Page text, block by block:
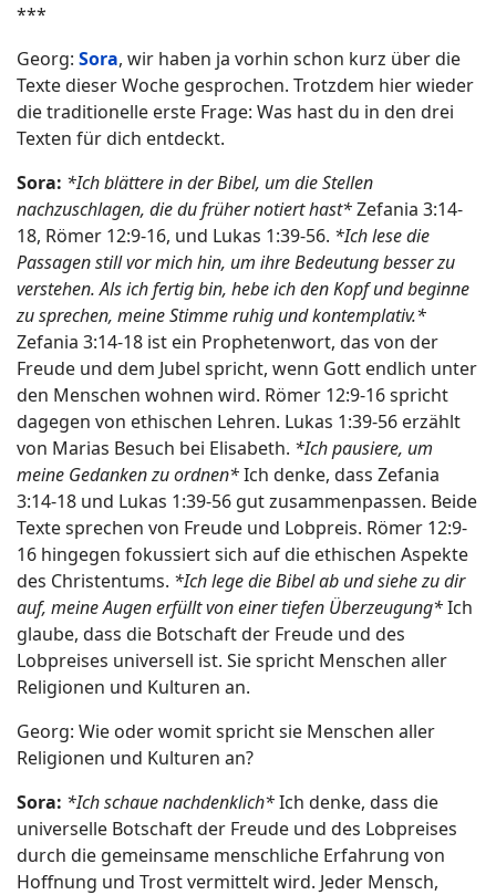
***
Georg: Sora, wir haben ja vorhin schon kurz über die
Texte dieser Woche gesprochen. Trotzdem hier wieder
die traditionelle erste Frage: Was hast du in den drei
Texten für dich entdeckt.
Sora: *Ich blättere in der Bibel, um die Stellen
nachzuschlagen, die du früher notiert hast*Zefania 3:14-
18, Römer 12:9-16, und Lukas 1:39-56. *Ich lese die
Passagen still vor mich hin, um ihre Bedeutung besser zu
verstehen. Als ich fertig bin, hebe ich den Kopf und beginne
zu sprechen, meine Stimme ruhig und kontemplativ.*
Zefania 3:14-18 ist ein Prophetenwort, das von der
Freude und dem Jubel spricht, wenn Gott endlich unter
den Menschen wohnen wird. Römer 12:9-16 spricht
dagegen von ethischen Lehren. Lukas 1:39-56 erzählt
von Marias Besuch bei Elisabeth. *Ich pausiere, um
meine Gedanken zu ordnen*Ich denke, dass Zefania
3:14-18 und Lukas 1:39-56 gut zusammenpassen. Beide
Texte sprechen von Freude und Lobpreis. Römer 12:9-
16 hingegen fokussiert sich auf die ethischen Aspekte
des Christentums. *Ich lege die Bibel ab und siehe zu dir
auf, meine Augen erfüllt von einer tiefen Überzeugung*Ich
glaube, dass die Botschaft der Freude und des
Lobpreises universell ist. Sie spricht Menschen aller
Religionen und Kulturen an.
Georg: Wie oder womit spricht sie Menschen aller
Religionen und Kulturen an?
Sora: *Ich schaue nachdenklich*Ich denke, dass die
universelle Botschaft der Freude und des Lobpreises
durch die gemeinsame menschliche Erfahrung von
Hoffnung und Trost vermittelt wird. Jeder Mensch,